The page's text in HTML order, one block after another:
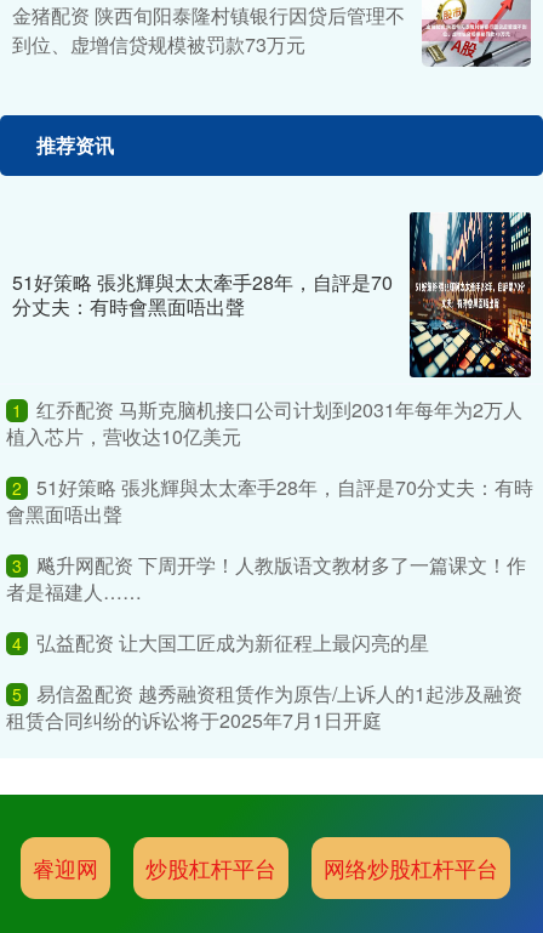
金猪配资 陕西旬阳泰隆村镇银行因贷后管理不
到位、虚增信贷规模被罚款73万元
推荐资讯
51好策略 張兆輝與太太牽手28年，自評是70
分丈夫：有時會黑面唔出聲
1
红乔配资 马斯克脑机接口公司计划到2031年每年为2万人
植入芯片，营收达10亿美元
2
51好策略 張兆輝與太太牽手28年，自評是70分丈夫：有時
會黑面唔出聲
3
飚升网配资 下周开学！人教版语文教材多了一篇课文！作
者是福建人……
4 弘益配资 让大国工匠成为新征程上最闪亮的星
5 易信盈配资 越秀融资租赁作为原告/上诉人的1起涉及融资
租赁合同纠纷的诉讼将于2025年7月1日开庭
睿迎网 炒股杠杆平台 网络炒股杠杆平台